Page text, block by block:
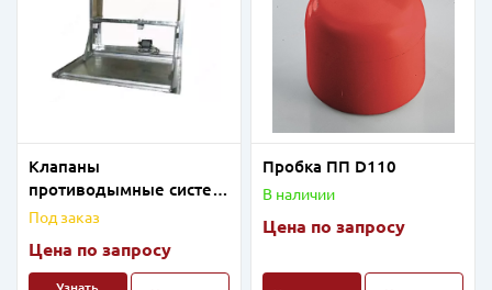
Клапаны
противодымные систем
вентиляции "Барьер-Э"
Под заказ
Цена по запросу
Пробка ПП D110
В наличии
Цена по запросу